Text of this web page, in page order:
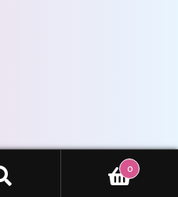
Monnikendam
0